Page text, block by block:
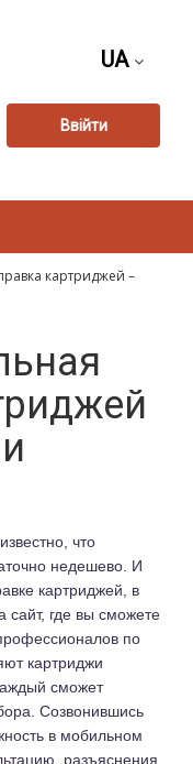
UA
Ввійти
картриджей –
что
недешево. И
картриджей, в
сайт, где вы сможете
по
картриджи
сможет
Созвонившись
в мобильном
разъяснения